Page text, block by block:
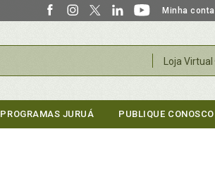
Minha conta
Loja Virtual
PROGRAMAS JURUÁ PUBLIQUE CONOSCO